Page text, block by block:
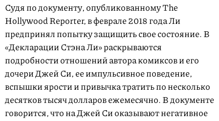
Судя по документу, опубликованному The
Hollywood Reporter, в феврале 2018 года Ли
предпринял попытку защищить свое состояние. В
«Декларации Стэна Ли» раскрываются
подробности отношений автора комиксов и его
дочери Джей Си, ее импульсивное поведение,
вспышки ярости и привычка тратить по несколько
десятков тысяч долларов ежемесячно. В документе
говорится, что на Джей Си оказывают негативное